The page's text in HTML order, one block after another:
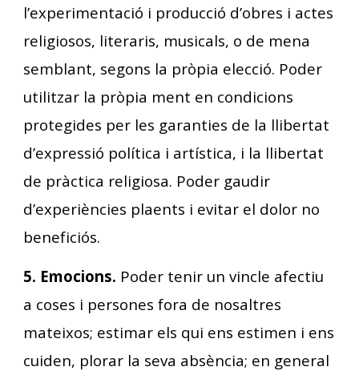
l’experimentació i producció d’obres i actes
religiosos, literaris, musicals, o de mena
semblant, segons la pròpia elecció. Poder
utilitzar la pròpia ment en condicions
protegides per les garanties de la llibertat
d’expressió política i artística, i la llibertat
de pràctica religiosa. Poder gaudir
d’experiències plaents i evitar el dolor no
beneficiós.
5. Emocions. Poder tenir un vincle afectiu
a coses i persones fora de nosaltres
mateixos; estimar els qui ens estimen i ens
cuiden, plorar la seva absència; en general